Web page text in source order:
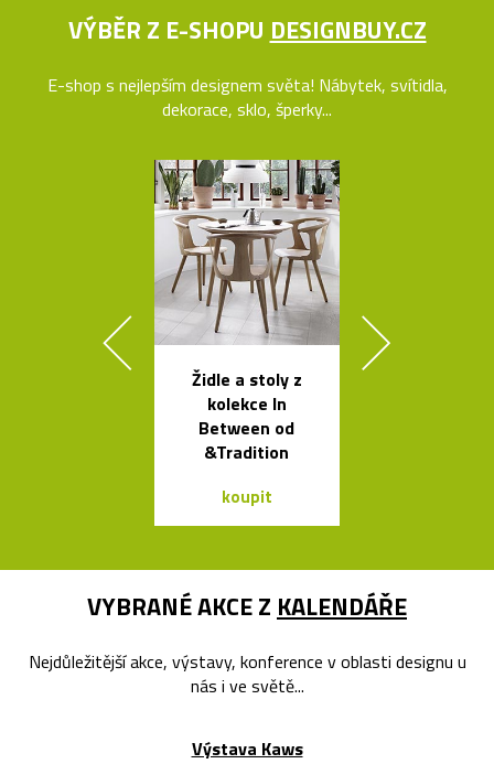
VÝBĚR Z E-SHOPU DESIGNBUY.CZ
E-shop s nejlepším designem světa! Nábytek, svítidla,
dekorace, sklo, šperky...
Židle a stoly z
kolekce In
Between od
&Tradition
koupit
VYBRANÉ AKCE Z KALENDÁŘE
Nejdůležitější akce, výstavy, konference v oblasti designu u
nás i ve světě...
Výstava Kaws